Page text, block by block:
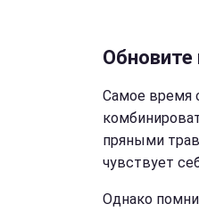
Обновите
Самое время
пряными
чувствует
Однако